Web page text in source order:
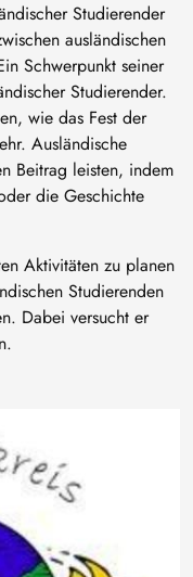
Studierender
ausländischen
Schwerpunkt seiner
Studierender.
wie das Fest der
Ausländische
Beitrag leisten, indem
die Geschichte
Aktivitäten zu planen
Studierenden
Dabei versucht er